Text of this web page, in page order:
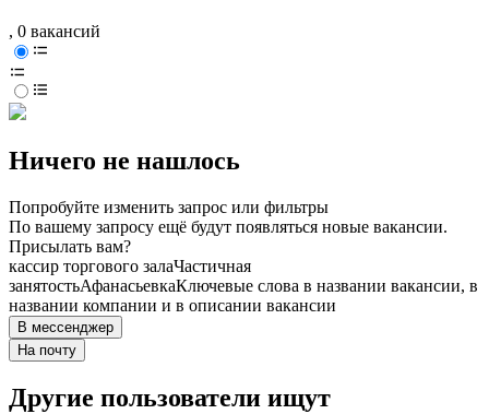
, 0 вакансий
Ничего не нашлось
Попробуйте изменить запрос или фильтры
По вашему запросу ещё будут появляться новые вакансии.
Присылать вам?
кассир торгового залаЧастичная
занятостьАфанасьевкаКлючевые слова в названии вакансии, в
названии компании и в описании вакансии
В мессенджер
На почту
Другие пользователи ищут